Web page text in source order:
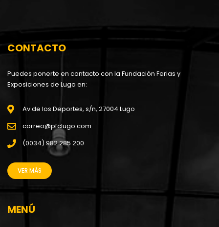
CONTACTO
Puedes ponerte en contacto con la Fundación Ferias y
Exposiciones de Lugo en:
Av de los Deportes, s/n, 27004 Lugo
correo@pfclugo.com
(0034) 982 285 200
VER MÁS
MENÚ